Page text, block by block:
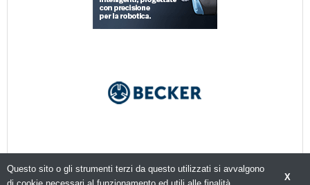
X
Questo sito o gli strumenti terzi da questo utilizzati si avvalgono